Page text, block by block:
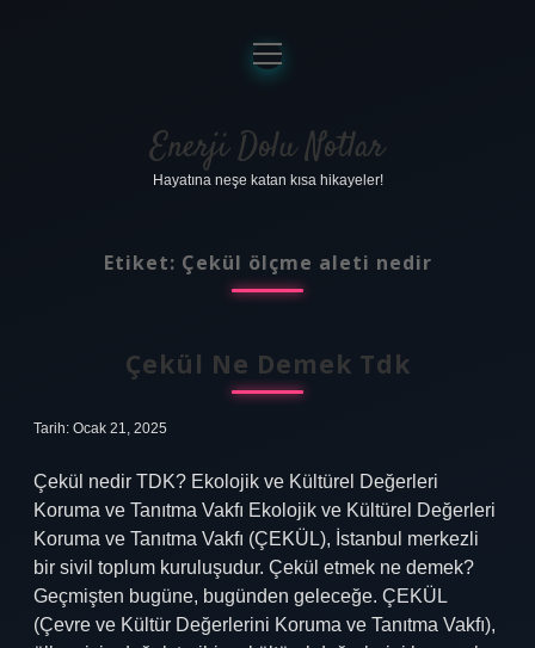
Anasayfa
Gizlilik Politikası
Yasal Uyarı
menüyü
aç
Enerji Dolu Notlar
Hayatına neşe katan kısa hikayeler!
Etiket: Çekül ölçme aleti nedir
Çekül Ne Demek Tdk
Tarih: Ocak 21, 2025
Çekül nedir TDK? Ekolojik ve Kültürel Değerleri
Koruma ve Tanıtma Vakfı Ekolojik ve Kültürel Değerleri
Koruma ve Tanıtma Vakfı (ÇEKÜL), İstanbul merkezli
bir sivil toplum kuruluşudur. Çekül etmek ne demek?
Geçmişten bugüne, bugünden geleceğe. ÇEKÜL
(Çevre ve Kültür Değerlerini Koruma ve Tanıtma Vakfı),